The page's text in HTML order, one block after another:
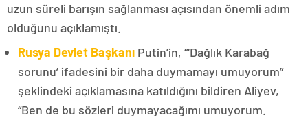
uzun süreli barışın sağlanması açısından önemli adım
olduğunu açıklamıştı.
Rusya Devlet Başkanı Putin’in, “‘Dağlık Karabağ
sorunu’ ifadesini bir daha duymamayı umuyorum”
şeklindeki açıklamasına katıldığını bildiren Aliyev,
“Ben de bu sözleri duymayacağımı umuyorum.